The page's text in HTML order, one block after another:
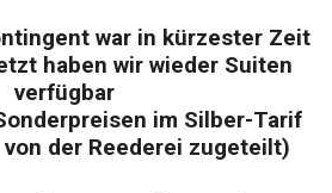
war in kürzester Zeit
haben wir wieder Suiten
verfügbar
im Silber-Tarif
der Reederei zugeteilt)